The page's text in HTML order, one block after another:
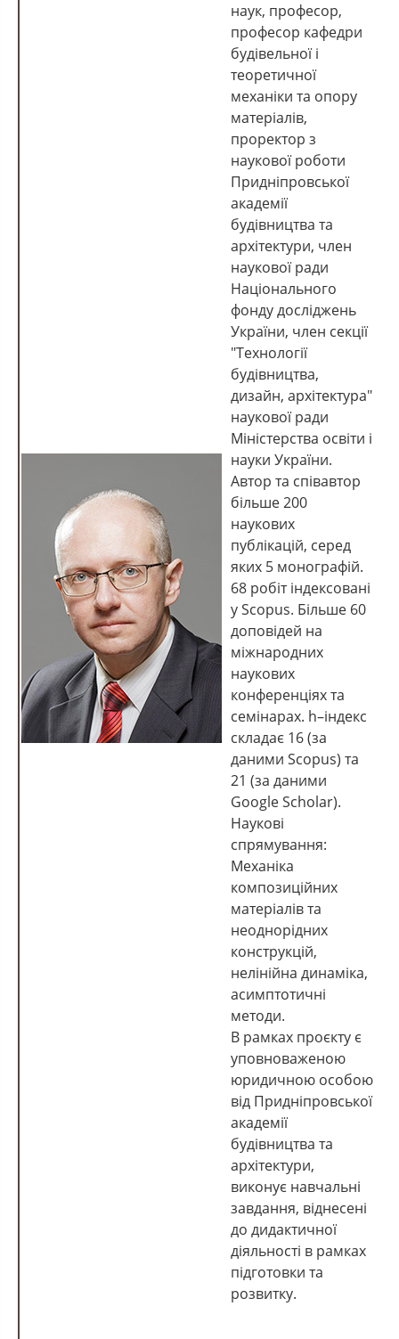
наук, професор,
професор кафедри
будівельної і
теоретичної
механіки та опору
матеріалів,
проректор з
наукової роботи
Придніпровської
академії
будівництва та
архітектури, член
наукової ради
Національного
фонду досліджень
України, член секції
"Технології
будівництва,
дизайн, архітектура"
наукової ради
Міністерства освіти і
науки України.
Автор та співавтор
більше 200
наукових
публікацій, серед
яких 5 монографій.
68 робіт індексовані
у Scopus. Більше 60
доповідей на
міжнародних
наукових
конференціях та
семінарах. h–індекс
складає 16 (за
даними Scopus) та
21 (за даними
Google Scholar).
Наукові
спрямування:
Механіка
композиційних
матеріалів та
неоднорідних
конструкцій,
нелінійна динаміка,
асимптотичні
методи.
В рамках проєкту є
уповноваженою
юридичною особою
від Придніпровської
академії
будівництва та
архітектури,
виконує навчальні
завдання, віднесені
до дидактичної
діяльності в рамках
підготовки та
розвитку.